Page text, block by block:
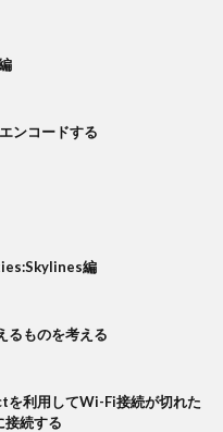
ンコードする
編
るものを考える
利用してWi-Fi接続が切れた
続する